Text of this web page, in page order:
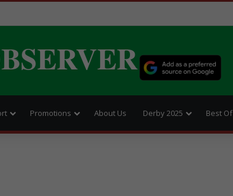
Promotions About Us Derby 2025 Best Of